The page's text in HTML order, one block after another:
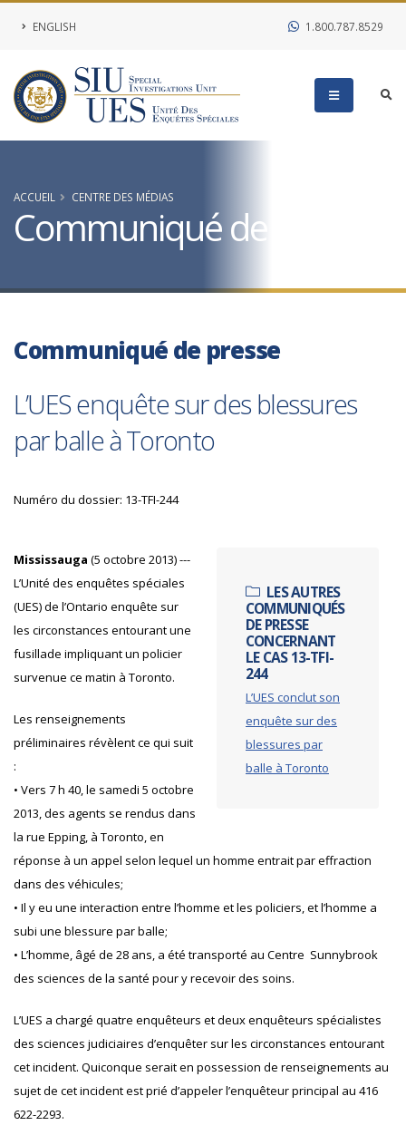
ENGLISH 1.800.787.8529
ACCUEIL CENTRE DES MÉDIAS
Communiqué de presse
Communiqué de presse
L’UES enquête sur des blessures
par balle à Toronto
Numéro du dossier: 13-TFI-244
LES AUTRES
COMMUNIQUÉS
DE PRESSE
CONCERNANT
LE CAS 13-TFI-
244
L’UES conclut son
enquête sur des
blessures par
balle à Toronto
Mississauga (5 octobre 2013) ---
L’Unité des enquêtes spéciales
(UES) de l’Ontario enquête sur
les circonstances entourant une
fusillade impliquant un policier
survenue ce matin à Toronto.
Les renseignements
préliminaires révèlent ce qui suit
:
• Vers 7 h 40, le samedi 5 octobre
2013, des agents se rendus dans
la rue Epping, à Toronto, en
réponse à un appel selon lequel un homme entrait par effraction
dans des véhicules;
• Il y eu une interaction entre l’homme et les policiers, et l’homme a
subi une blessure par balle;
• L’homme, âgé de 28 ans, a été transporté au Centre Sunnybrook
des sciences de la santé pour y recevoir des soins.
L’UES a chargé quatre enquêteurs et deux enquêteurs spécialistes
des sciences judiciaires d’enquêter sur les circonstances entourant
cet incident. Quiconque serait en possession de renseignements au
sujet de cet incident est prié d’appeler l’enquêteur principal au 416
622-2293.